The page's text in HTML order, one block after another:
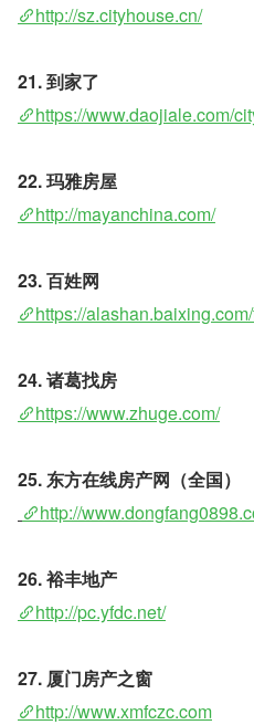
http://sz.cityhouse.cn/
21. 到家了
https://www.daojiale.com/
22. 玛雅房屋
http://mayanchina.com/
23. 百姓网
https://
24. 诸葛找房
https://www.zhuge.com/
25. 东方在线房产网（全国）
http://
26. 裕丰地产
http://pc.yfdc.net/
27. 厦门房产之窗
http://www.xmfczc.com